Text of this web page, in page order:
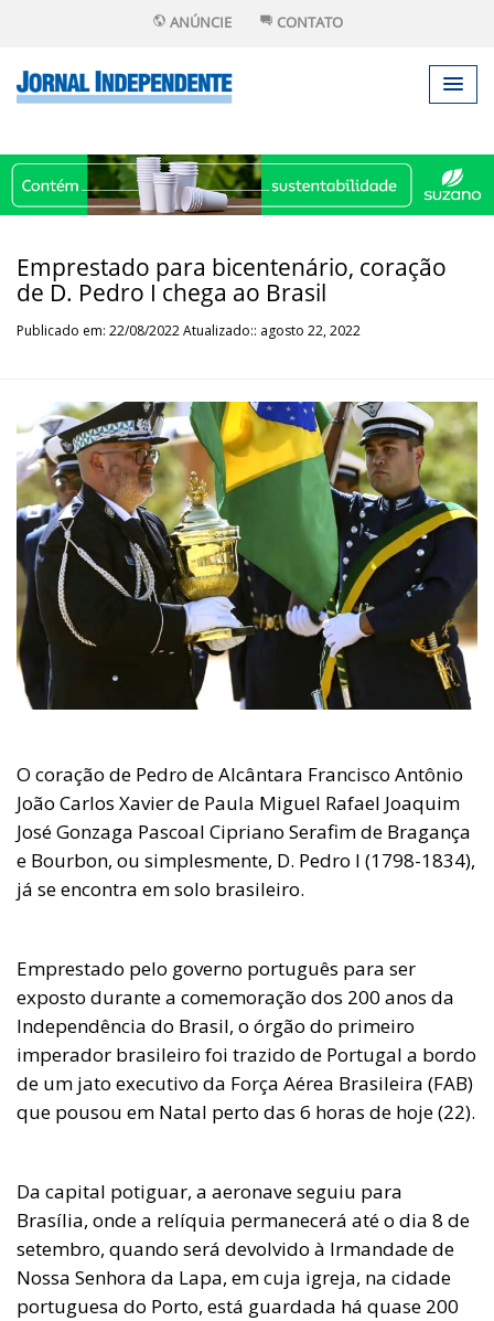
ANÚNCIE CONTATO
Emprestado para bicentenário, coração
de D. Pedro I chega ao Brasil
Publicado em: 22/08/2022 Atualizado:: agosto 22, 2022
O coração de Pedro de Alcântara Francisco Antônio
João Carlos Xavier de Paula Miguel Rafael Joaquim
José Gonzaga Pascoal Cipriano Serafim de Bragança
e Bourbon, ou simplesmente, D. Pedro I (1798-1834),
já se encontra em solo brasileiro.
Emprestado pelo governo português para ser
exposto durante a comemoração dos 200 anos da
Independência do Brasil, o órgão do primeiro
imperador brasileiro foi trazido de Portugal a bordo
de um jato executivo da Força Aérea Brasileira (FAB)
que pousou em Natal perto das 6 horas de hoje (22).
Da capital potiguar, a aeronave seguiu para
Brasília, onde a relíquia permanecerá até o dia 8 de
setembro, quando será devolvido à Irmandade de
Nossa Senhora da Lapa, em cuja igreja, na cidade
portuguesa do Porto, está guardada há quase 200